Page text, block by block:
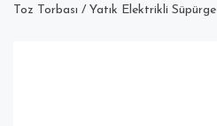
Toz Torbası / Yatık Elektrikli Süpürge